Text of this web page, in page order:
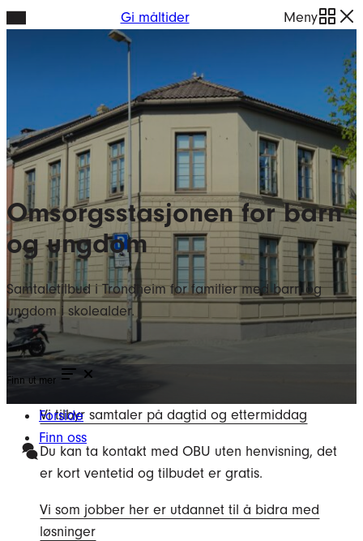
Hopp
Gi måltider Meny
Omsorgsstasjonen for barn
og ungdom
Samtaletilbud i Trondheim for familier med barn og
ungdom i skolealder.
Finn ut mer
Forside
Finn oss
Vi tilbyr samtaler på dagtid og ettermiddag
Du kan ta kontakt med OBU uten henvisning, det
er kort ventetid og tilbudet er gratis.
Vi som jobber her er utdannet til å bidra med
løsninger